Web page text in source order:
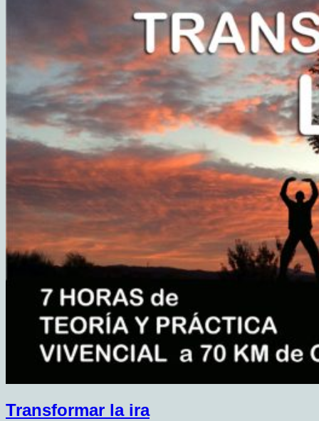
Transformar la ira